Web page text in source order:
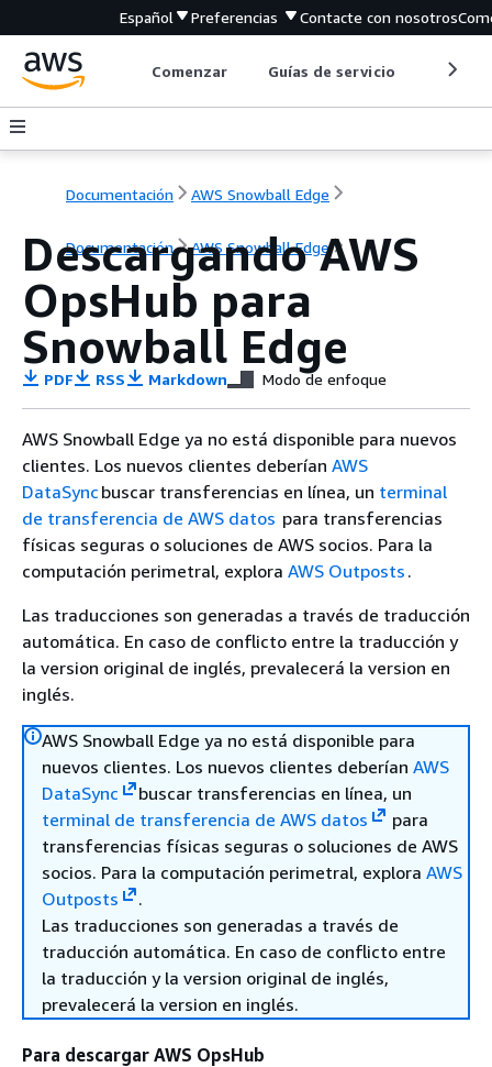
Español Preferencias Contacte con nosotros
Comenzar Guías de servicio
Documentación AWS Snowball Edge
Documentación AWS Snowball Edge
Descargando AWS
OpsHub para
Snowball Edge
PDF RSS Markdown Modo de enfoque
AWS Snowball Edge ya no está disponible para nuevos
clientes. Los nuevos clientes deberían AWS
DataSync buscar transferencias en línea, un terminal
de transferencia de AWS datos para transferencias
físicas seguras o soluciones de AWS socios. Para la
computación perimetral, explora AWS Outposts .
Las traducciones son generadas a través de traducción
automática. En caso de conflicto entre la traducción y
la version original de inglés, prevalecerá la version en
inglés.
AWS Snowball Edge ya no está disponible para
nuevos clientes. Los nuevos clientes deberían AWS
DataSync
buscar transferencias en línea, un
terminal de transferencia de AWS datos
para
transferencias físicas seguras o soluciones de AWS
socios. Para la computación perimetral, explora AWS
Outposts
.
Las traducciones son generadas a través de
traducción automática. En caso de conflicto entre
la traducción y la version original de inglés,
prevalecerá la version en inglés.
Para descargar AWS OpsHub